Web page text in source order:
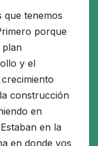
que tenemos
porque
plan
y el
construcción
en
en la
en donde vos